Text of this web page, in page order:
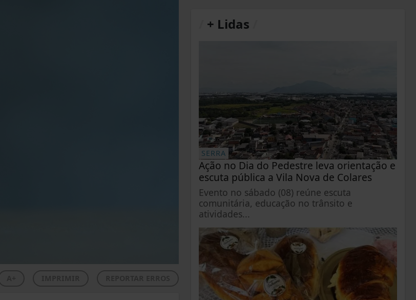
+ Lidas
SERRA
Ação no Dia do Pedestre leva orientação e
escuta pública a Vila Nova de Colares
Evento no sábado (08) reúne escuta
comunitária, educação no trânsito e
atividades...